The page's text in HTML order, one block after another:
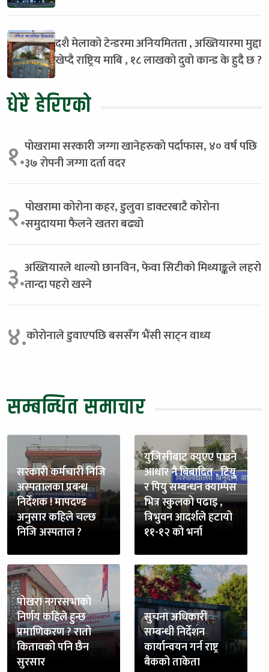
दशै मेलाको टेन्डरमा अनियमितता , अख्तियारमा मुद्दा
खेप्दै राष्ट्रिय माबि , १८ लाखको दुवो कान्ड के हुदै छ ?
धेरै हेरिएको
१.पोखरामा सरकारी जग्गा खानेहरुको पर्दाफास, ४० वर्ष पछि
३७ रोपनी जग्गा दर्ता वदर
२.पोखरामा कोरोना कहर, डुलुवा डाक्टरबाटै कोरोना
समुदायमा फैलने खतरा बढ्यो
३.अख्तियारले थाल्यो छानविन, फेवा सिटीको मिथ्याङ्कले लहरो
तान्दा पहरो खस्ने
४.कोरोनाले डुवाएपछि बससँग भैंसी साट्न वाध्य
सम्बन्धित समाचार
सरकारी कर्मचारी निजि
अस्पतालका प्रबन्ध
निर्देशक ! मापदण्ड
अनुसार कहिले चल्छ
निजि अस्पताल ?
युजिसीबाट क्युएए पाउने
आधार नै बिबादित , टियु
र पियु सम्बन्धन क्याम्पस
भित्र स्कुलको पढाइ ,
त्रिभुवन आदर्शले हटायो
११-१२ को भर्ना
पोखरा नगरसभाको
निर्णय कहिले हुन्छ
प्रमाणिकरण ? रातो
कितावको पनि छैन
सुरसार
सुचना अधिकारी
सम्बन्धी निर्देशन
कार्यान्वयन गर्न राष्ट्र
बैकको ताकेता